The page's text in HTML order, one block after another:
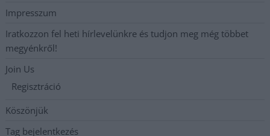
Impresszum
Iratkozzon fel heti hírlevelünkre és tudjon meg még többet
megyénkről!
Join Us
Regisztráció
Köszönjük
Tag bejelentkezés